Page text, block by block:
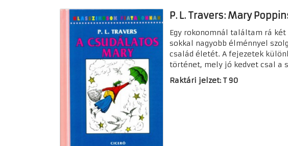
P. L. Travers: Mary
Egy rokonomnál találtam rá
sokkal nagyobb élménnyel
család életét. A fejezetek
történet, mely jó kedvet csal a
Raktári jelzet: T 90